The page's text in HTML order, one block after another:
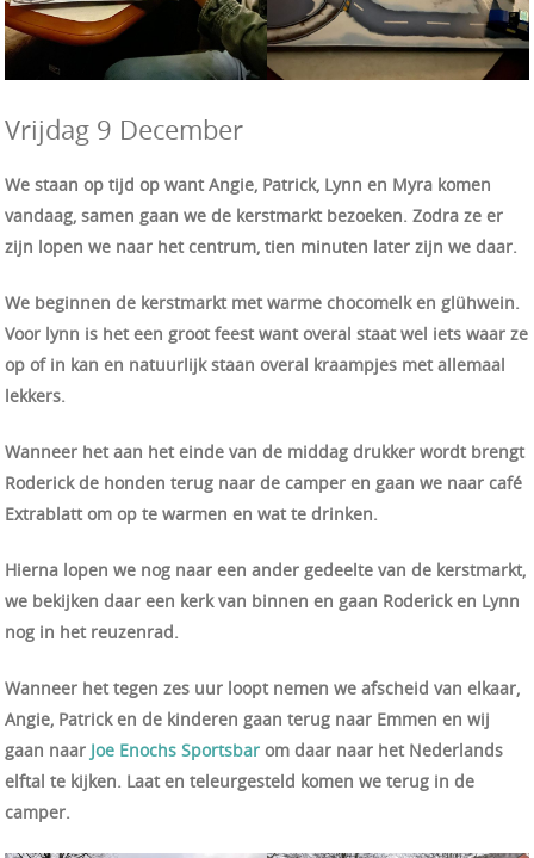
Vrijdag 9 December
We staan op tijd op want Angie, Patrick, Lynn en Myra komen
vandaag, samen gaan we de kerstmarkt bezoeken. Zodra ze er
zijn lopen we naar het centrum, tien minuten later zijn we daar.
We beginnen de kerstmarkt met warme chocomelk en glühwein.
Voor lynn is het een groot feest want overal staat wel iets waar ze
op of in kan en natuurlijk staan overal kraampjes met allemaal
lekkers.
Wanneer het aan het einde van de middag drukker wordt brengt
Roderick de honden terug naar de camper en gaan we naar café
Extrablatt om op te warmen en wat te drinken.
Hierna lopen we nog naar een ander gedeelte van de kerstmarkt,
we bekijken daar een kerk van binnen en gaan Roderick en Lynn
nog in het reuzenrad.
Wanneer het tegen zes uur loopt nemen we afscheid van elkaar,
Angie, Patrick en de kinderen gaan terug naar Emmen en wij
gaan naar Joe Enochs Sportsbar om daar naar het Nederlands
elftal te kijken. Laat en teleurgesteld komen we terug in de
camper.